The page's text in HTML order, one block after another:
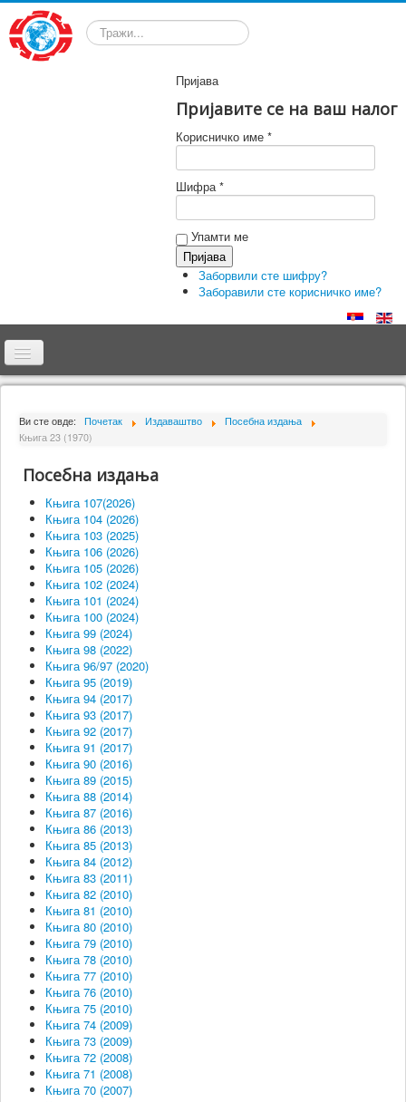
Пријава
Пријавите се на ваш налог
Корисничко име *
Шифра *
Упамти ме
Заборвили сте шифру?
Заборавили сте корисничко име?
Почетна
О Институту
Сарадници
Пројекти
Издаваштво
Активности
Сарадња
Новости
Библиотека
Контакт
Ви сте овде: Почетак Издаваштво
Посебна издања
Књига 23 (1970)
Посебна издања
Књига 107(2026)
Књига 104 (2026)
Књига 103 (2025)
Књига 106 (2026)
Књига 105 (2026)
Књига 102 (2024)
Књига 101 (2024)
Књига 100 (2024)
Књига 99 (2024)
Књига 98 (2022)
Књига 96/97 (2020)
Књига 95 (2019)
Књига 94 (2017)
Књига 93 (2017)
Књига 92 (2017)
Књига 91 (2017)
Књига 90 (2016)
Књига 89 (2015)
Књига 88 (2014)
Књига 87 (2016)
Књига 86 (2013)
Књига 85 (2013)
Књига 84 (2012)
Књига 83 (2011)
Књига 82 (2010)
Књига 81 (2010)
Књига 80 (2010)
Књига 79 (2010)
Књига 78 (2010)
Књига 77 (2010)
Књига 76 (2010)
Књига 75 (2010)
Књига 74 (2009)
Књига 73 (2009)
Књига 72 (2008)
Књига 71 (2008)
Књига 70 (2007)